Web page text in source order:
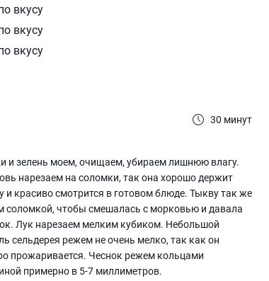
вкусу
вкусу
вкусу
30 минут
и зелень моем, очищаем, убираем лишнюю влагу.
нарезаем на соломки, так она хорошо держит
и красиво смотрится в готовом блюде. Тыкву так же
соломкой, чтобы смешалась с морковью и давала
Лук нарезаем мелким кубиком. Небольшой
сельдерея режем не очень мелко, так как он
прожаривается. Чеснок режем кольцами
примерно в 5-7 миллиметров.